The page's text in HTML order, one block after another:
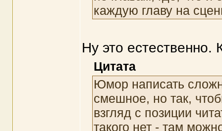
каждую главу на
Ну это
Цитата
Юмор написать
смешное, но так,
взгляд с позиции
такого нет - там